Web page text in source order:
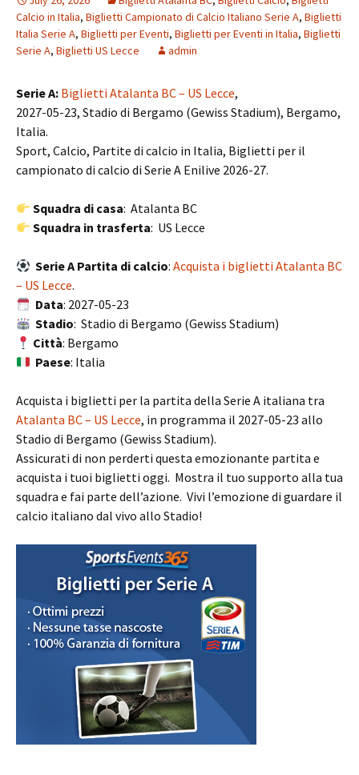
Calcio in Italia, Biglietti Campionato di Calcio Italiano Serie A, Biglietti
Italia Serie A, Biglietti per Eventi, Biglietti per Eventi in Italia, Biglietti
Serie A, Biglietti US Lecce admin
Serie A: Biglietti Atalanta BC – US Lecce,
2027-05-23, Stadio di Bergamo (Gewiss Stadium), Bergamo,
Italia.
Sport, Calcio, Partite di calcio in Italia, Biglietti per il
campionato di calcio di Serie A Enilive 2026-27.
Squadra di casa: Atalanta BC
Squadra in trasferta: US Lecce
Serie A Partita di calcio:Acquista i biglietti Atalanta BC
– US Lecce.
Data: 2027-05-23
Stadio: Stadio di Bergamo (Gewiss Stadium)
Città: Bergamo
Paese: Italia
Acquista i biglietti per la partita della Serie A italiana tra
Atalanta BC – US Lecce, in programma il 2027-05-23 allo
Stadio di Bergamo (Gewiss Stadium).
Assicurati di non perderti questa emozionante partita e
acquista i tuoi biglietti oggi. Mostra il tuo supporto alla tua
squadra e fai parte dell’azione. Vivi l’emozione di guardare il
calcio italiano dal vivo allo Stadio!